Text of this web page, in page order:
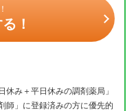
！
休み＋平日休みの調剤薬局」
師」に登録済みの方に優先的